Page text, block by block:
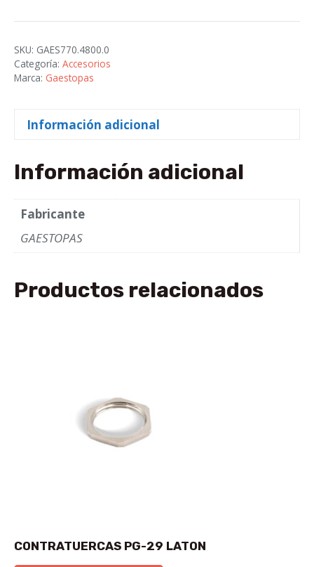
48
SKU: GAES770.4800.0
Categoría: Accesorios
Marca: Gaestopas
Información adicional
Información adicional
Fabricante
GAESTOPAS
Productos relacionados
CONTRATUERCAS PG-29 LATON